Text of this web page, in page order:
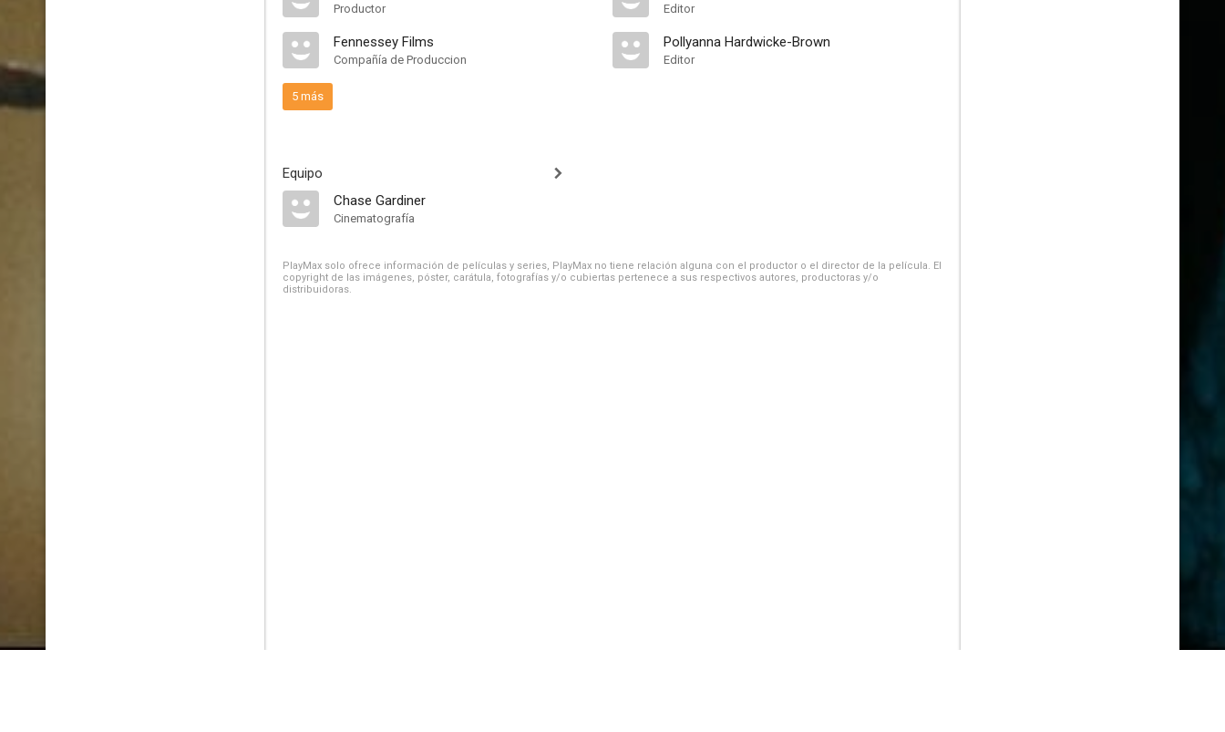
Productor
Fennessey Films
Compañía de Produccion
5 más
Equipo
Chase Gardiner
Cinematografía
Editor
Pollyanna Hardwicke-Brown
Editor
PlayMax solo ofrece información de películas y series, PlayMax no tiene relación alguna con el productor o el director de la película. El
copyright de las imágenes, póster, carátula, fotografías y/o cubiertas pertenece a sus respectivos autores, productoras y/o
distribuidoras.